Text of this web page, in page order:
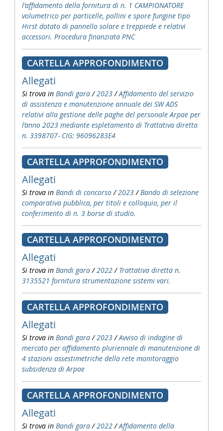
l'affidamento della fornitura di n. 1 CAMPIONATORE
volumetrico per particelle, pollini e spore fungine tipo
Hirst dotato di pannello solare e treppiede e relativi
accessori. Procedura finanziata PNC
CARTELLA APPROFONDIMENTO
Allegati
Si trova in Bandi gara /2023 /Affidamento del servizio
di assistenza e manutenzione annuale dei SW ADS
relativi alla gestione delle paghe del personale Arpae per
l’anno 2023 mediante espletamento di Trattativa diretta
n. 3398707- CIG: 96096283E4
CARTELLA APPROFONDIMENTO
Allegati
Si trova in Bandi di concorso /2023 /Bando di selezione
comparativa pubblica, per titoli e colloquio, per il
conferimento di n. 3 borse di studio.
CARTELLA APPROFONDIMENTO
Allegati
Si trova in Bandi gara /2022 / Trattativa diretta n.
3135521 fornitura strumentazione sistemi vari.
CARTELLA APPROFONDIMENTO
Allegati
Si trova in Bandi gara /2023 /Avviso di indagine di
mercato per affidamento pluriennale di manutenzione di
4 stazioni assestimetriche della rete monitoraggio
subsidenza di Arpae
CARTELLA APPROFONDIMENTO
Allegati
Si trova in Bandi gara /2022 /Affidamento della